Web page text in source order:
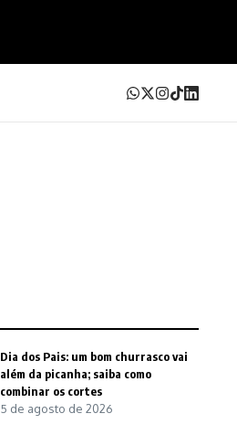
Dia dos Pais: um bom churrasco vai
além da picanha; saiba como
combinar os cortes
5 de agosto de 2026